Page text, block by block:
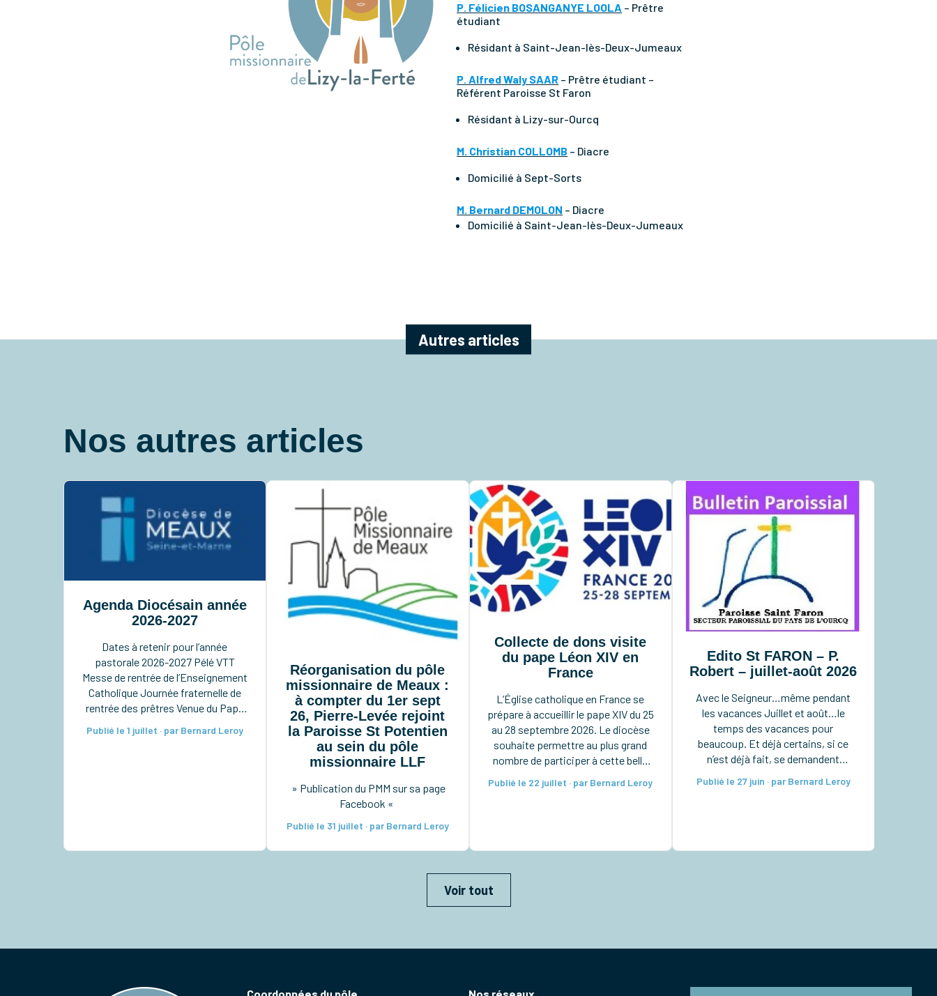
P. Félicien BOSANGANYE LOOLA – Prêtre
étudiant
Résidant à Saint-Jean-lès-Deux-Jumeaux
P. Alfred Waly SAAR – Prêtre étudiant –
Référent Paroisse St Faron
Résidant à Lizy-sur-Ourcq
M. Christian COLLOMB – Diacre
Domicilié à Sept-Sorts
M. Bernard DEMOLON – Diacre
Domicilié à Saint-Jean-lès-Deux-Jumeaux
Autres articles
Nos autres articles
Agenda Diocésain année
2026-2027
Dates à retenir pour l’année
pastorale 2026-2027 Pélé VTT
Messe de rentrée de l’Enseignement
Catholique Journée fraternelle de
rentrée des prêtres Venue du Pape
du Chêne à Preuilly Pèlerinage à
Publié le 1 juillet · par Bernard Leroy
Réorganisation du pôle
missionnaire de Meaux :
à compter du 1er sept
26, Pierre-Levée rejoint
la Paroisse St Potentien
au sein du pôle
missionnaire LLF
» Publication du PMM sur sa page
Facebook «
Publié le 31 juillet · par Bernard Leroy
Collecte de dons visite
du pape Léon XIV en
France
L’Église catholique en France se
prépare à accueillir le pape XIV du 25
au 28 septembre 2026. Le diocèse
souhaite permettre au plus grand
nombre de participer à cette belle
mieux notre organisation
participer par une pré-inscription.
Publié le 22 juillet · par Bernard Leroy
Edito St FARON – P.
Robert – juillet-août 2026
Avec le Seigneur…même pendant
les vacances Juillet et août…le
temps des vacances pour
beaucoup. Et déjà certains, si ce
n’est déjà fait, se demandent
vivre. Pour nous, chrétiens, avons-
chercher à […]
Publié le 27 juin · par Bernard Leroy
Voir tout